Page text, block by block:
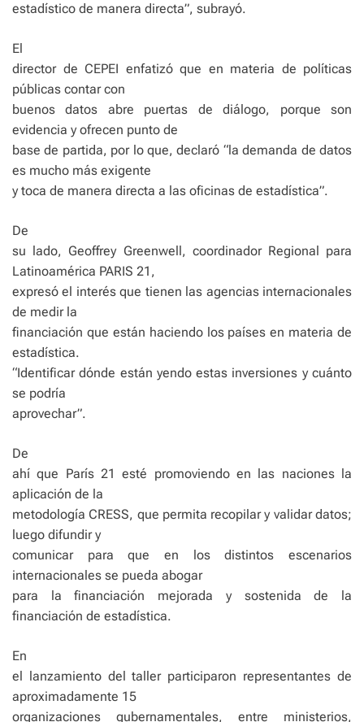
estadístico de manera directa”, subrayó.
El
director de CEPEI enfatizó que en materia de políticas
públicas contar con
buenos datos abre puertas de diálogo, porque son
evidencia y ofrecen punto de
base de partida, por lo que, declaró “la demanda de datos
es mucho más exigente
y toca de manera directa a las oficinas de estadística”.
De
su lado, Geoffrey Greenwell, coordinador Regional para
Latinoamérica PARIS 21,
expresó el interés que tienen las agencias internacionales
de medir la
financiación que están haciendo los países en materia de
estadística.
“Identificar dónde están yendo estas inversiones y cuánto
se podría
aprovechar”.
De
ahí que París 21 esté promoviendo en las naciones la
aplicación de la
metodología CRESS, que permita recopilar y validar datos;
luego difundir y
comunicar para que en los distintos escenarios
internacionales se pueda abogar
para la financiación mejorada y sostenida de la
financiación de estadística.
En
el lanzamiento del taller participaron representantes de
aproximadamente 15
organizaciones gubernamentales, entre ministerios,